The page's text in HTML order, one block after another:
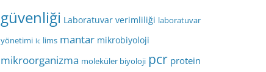
güvenliği Laboratuvar verimliliği laboratuvar
yönetimi lc lims mantar mikrobiyoloji
mikroorganizma moleküler biyoloji pcr protein